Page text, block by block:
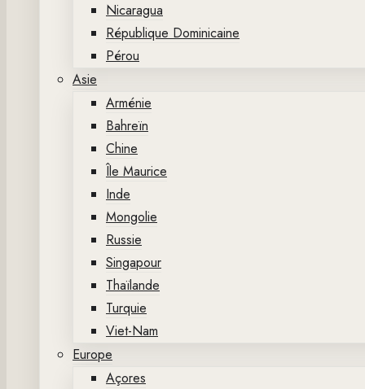
Nicaragua
République Dominicaine
Pérou
Asie
Arménie
Bahreïn
Chine
Île Maurice
Inde
Mongolie
Russie
Singapour
Thaïlande
Turquie
Viet-Nam
Europe
Açores